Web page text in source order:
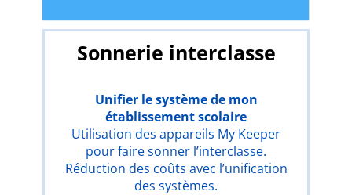
Sonnerie interclasse
Unifier le système de mon
établissement scolaire
Utilisation des appareils My Keeper
pour faire sonner l’interclasse.
Réduction des coûts avec l’unification
des systèmes.